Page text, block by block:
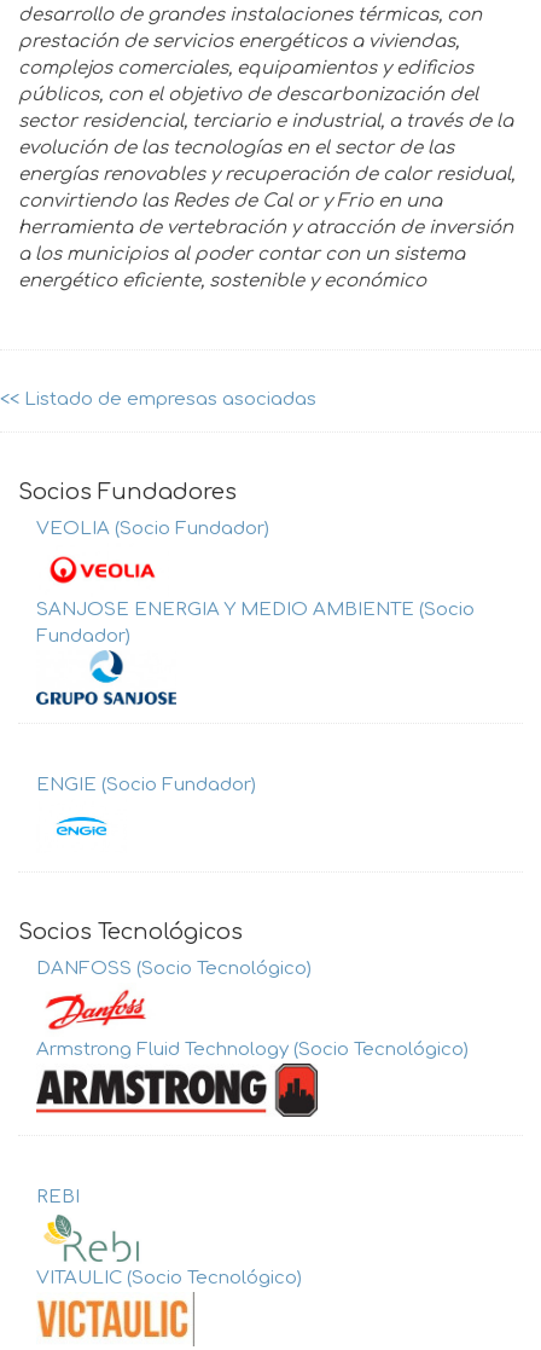
desarrollo de grandes instalaciones térmicas, con
prestación de servicios energéticos a viviendas,
complejos comerciales, equipamientos y edificios
públicos, con el objetivo de descarbonización del
sector residencial, terciario e industrial, a través de la
evolución de las tecnologías en el sector de las
energías renovables y recuperación de calor residual,
convirtiendo las Redes de Cal or y Frio en una
herramienta de vertebración y atracción de inversión
a los municipios al poder contar con un sistema
energético eficiente, sostenible y económico
<< Listado de empresas asociadas
Socios Fundadores
VEOLIA (Socio Fundador)
SANJOSE ENERGIA Y MEDIO AMBIENTE (Socio
Fundador)
ENGIE (Socio Fundador)
Socios Tecnológicos
DANFOSS (Socio Tecnológico)
Armstrong Fluid Technology (Socio Tecnológico)
REBI
VITAULIC (Socio Tecnológico)